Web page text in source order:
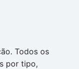
Todos os
por tipo,